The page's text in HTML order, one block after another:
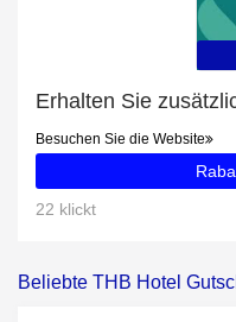
Besuchen Sie die Website
22 klickt
Beliebte THB Hotel